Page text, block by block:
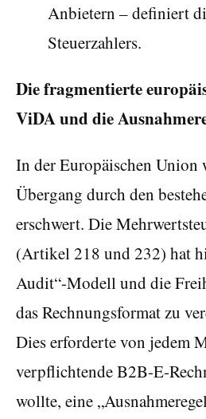
Anbietern – definiert
Steuerzahlers.
Die fragmentierte
ViDA und die
In der Europäischen Union
Übergang durch den
erschwert. Die
(Artikel 218 und 232) hat
Audit“-Modell und die
das Rechnungsformat zu
Dies erforderte von jedem
verpflichtende B2B-E-
wollte, eine